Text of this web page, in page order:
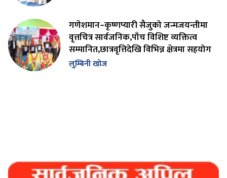
गणेशमान–कृष्णप्यारी सैजुको जन्मजयन्तीमा
वृत्तचित्र सार्वजनिक,पाँच विशिष्ट व्यक्तित्व
सम्मानित,छात्रवृत्तिदेखि विभिन्न क्षेत्रमा सहयोग
लुम्बिनी खोज